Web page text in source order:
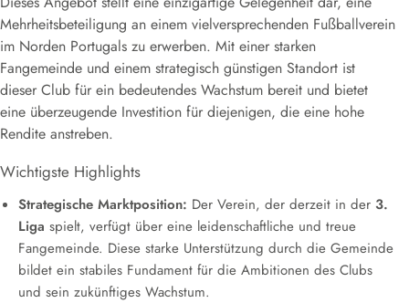
Mehrheitsbeteiligung an einem vielversprechenden Fußballverein
im Norden Portugals zu erwerben. Mit einer starken
Fangemeinde und einem strategisch günstigen Standort ist
dieser Club für ein bedeutendes Wachstum bereit und bietet
eine überzeugende Investition für diejenigen, die eine hohe
Rendite anstreben.
Wichtigste Highlights
Strategische Marktposition: Der Verein, der derzeit in der 3.
Liga spielt, verfügt über eine leidenschaftliche und treue
Fangemeinde. Diese starke Unterstützung durch die Gemeinde
bildet ein stabiles Fundament für die Ambitionen des Clubs
und sein zukünftiges Wachstum.